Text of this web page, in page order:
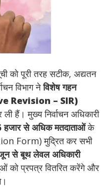
को पूरी तरह सटीक, अद्यतन
विभाग नेविशेष गहन
Revision – SIR)
ली हैं। मुख्य निर्वाचन अधिकारी
से अधिक मतदाताओंके
Form) मुद्रित कर सभी
से बूथ लेवल अधिकारी
को प्रपत्र वितरित करेंगे और